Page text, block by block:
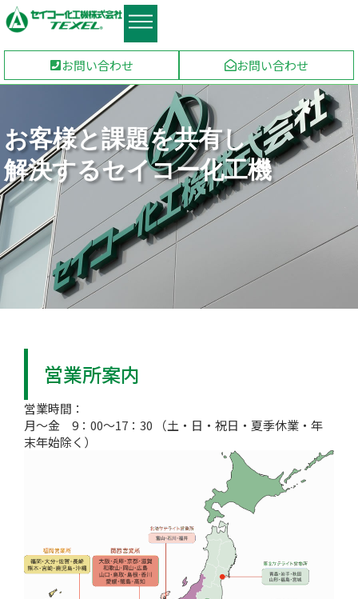
お問い合わせ お問い合わせ
お客様と課題を共有し
解決するセイコー化工機
営業所案内
営業時間：
月～金 9：00～17：30 （土・日・祝日・夏季休業・年
末年始除く）